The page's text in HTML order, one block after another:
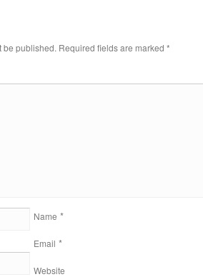
be published. Required fields are marked *
Name *
Email *
Website